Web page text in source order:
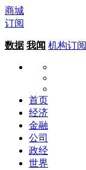
商城
订阅
数据 我闻 机构订阅
首页
经济
金融
公司
政经
世界